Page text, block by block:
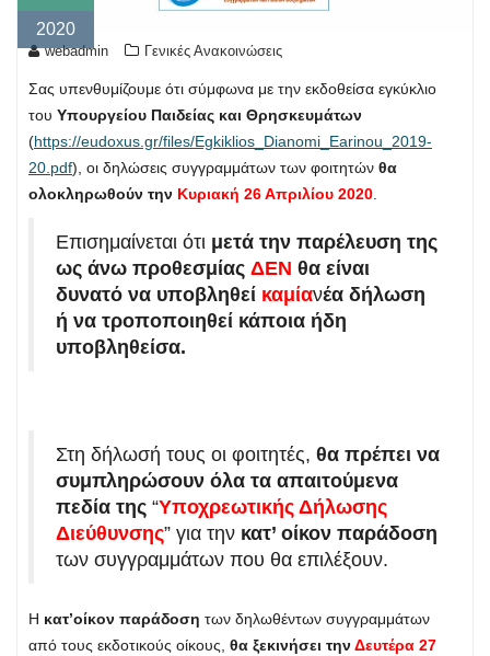
2020
webadmin Γενικές Ανακοινώσεις
Σας υπενθυμίζουμε ότι σύμφωνα με την εκδοθείσα εγκύκλιο
του Υπουργείου Παιδείας και Θρησκευμάτων
(https://eudoxus.gr/files/Egkiklios_Dianomi_Earinou_2019-
20.pdf), οι δηλώσεις συγγραμμάτων των φοιτητών θα
ολοκληρωθούν την Κυριακή 26 Απριλίου 2020
Επισημαίνεται ότι μετά την παρέλευση της
ως άνω προθεσμίας ΔΕΝ θα είναι
δυνατό να υποβληθεί καμίανέα δήλωση
ή να τροποποιηθεί κάποια ήδη
υποβληθείσα.
Στη δήλωσή τους οι φοιτητές, θα πρέπει να
συμπληρώσουν όλα τα απαιτούμενα
πεδία της “Υποχρεωτικής Δήλωσης
Διεύθυνσης” για την κατ’ οίκον παράδοση
των συγγραμμάτων που θα επιλέξουν.
Η κατ’οίκον παράδοση των δηλωθέντων συγγραμμάτων
από τους εκδοτικούς οίκους, θα ξεκινήσει τηνΔευτέρα 27